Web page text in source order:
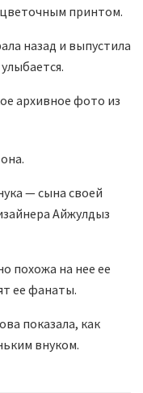
принтом.
назад и выпустила
— сына своей
Айжулдыз
похожа на нее ее
ее фанаты.
показала, как
внуком.